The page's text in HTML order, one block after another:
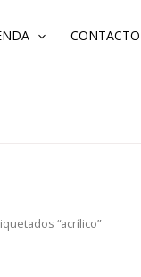
CONTACTO
“acrílico”
últimos